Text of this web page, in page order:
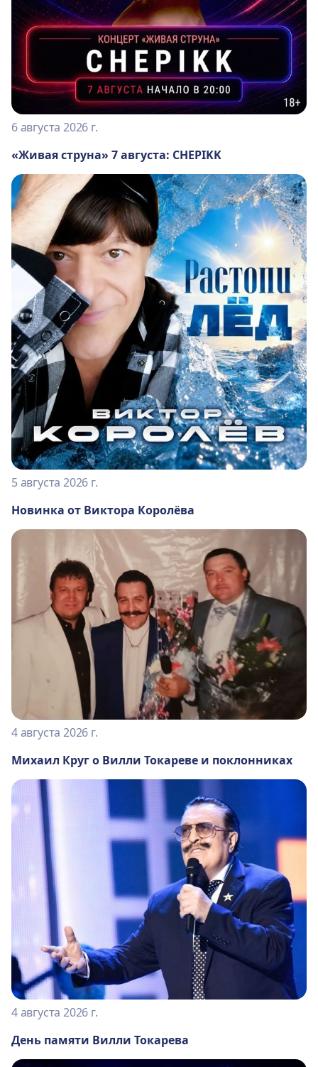
6 августа 2026 г.
«Живая струна» 7 августа: CHEPIKK
5 августа 2026 г.
Новинка от Виктора Королёва
4 августа 2026 г.
Михаил Круг о Вилли Токареве и поклонниках
4 августа 2026 г.
День памяти Вилли Токарева